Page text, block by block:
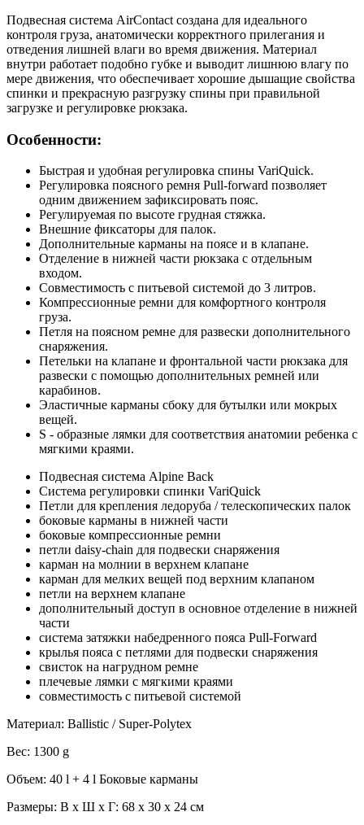
Подвесная система AirContact создана для идеального
контроля груза, анатомически корректного прилегания и
отведения лишней влаги во время движения. Материал
внутри работает подобно губке и выводит лишнюю влагу по
мере движения, что обеспечивает хорошие дышащие свойства
спинки и прекрасную разгрузку спины при правильной
загрузке и регулировке рюкзака.
Особенности:
Быстрая и удобная регулировка спины VariQuick.
Регулировка поясного ремня Pull-forward позволяет
одним движением зафиксировать пояс.
Регулируемая по высоте грудная стяжка.
Внешние фиксаторы для палок.
Дополнительные карманы на поясе и в клапане.
Отделение в нижней части рюкзака с отдельным
входом.
Совместимость с питьевой системой до 3 литров.
Компрессионные ремни для комфортного контроля
груза.
Петля на поясном ремне для развески дополнительного
снаряжения.
Петельки на клапане и фронтальной части рюкзака для
развески с помощью дополнительных ремней или
карабинов.
Эластичные карманы сбоку для бутылки или мокрых
вещей.
S - образные лямки для соответствия анатомии ребенка с
мягкими краями.
Подвесная система Alpine Back
Система регулировки спинки VariQuick
Петли для крепления ледоруба / телескопических палок
боковые карманы в нижней части
боковые компрессионные ремни
петли daisy-chain для подвески снаряжения
карман на молнии в верхнем клапане
карман для мелких вещей под верхним клапаном
петли на верхнем клапане
дополнительный доступ в основное отделение в нижней
части
система затяжки набедренного пояса Pull-Forward
крылья пояса с петлями для подвески снаряжения
свисток на нагрудном ремне
плечевые лямки с мягкими краями
совместимость с питьевой системой
Материал: Ballistic / Super-Polytex
Вес: 1300 g
Объем: 40 l + 4 l Боковые карманы
Размеры: В x Ш x Г: 68 x 30 x 24 см